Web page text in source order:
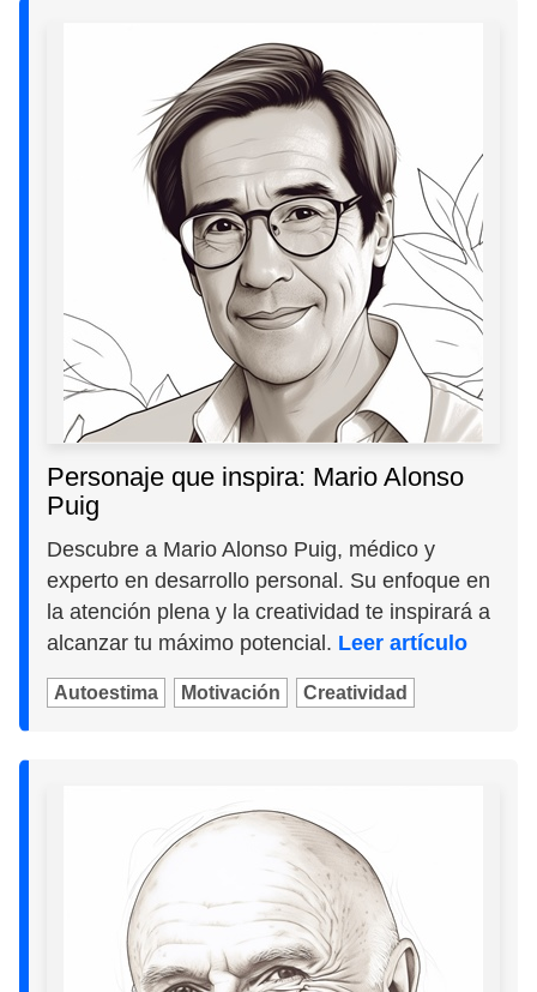
Personaje que inspira: Mario Alonso
Puig
Descubre a Mario Alonso Puig, médico y
experto en desarrollo personal. Su enfoque en
la atención plena y la creatividad te inspirará a
alcanzar tu máximo potencial. Leer artículo
Autoestima Motivación Creatividad